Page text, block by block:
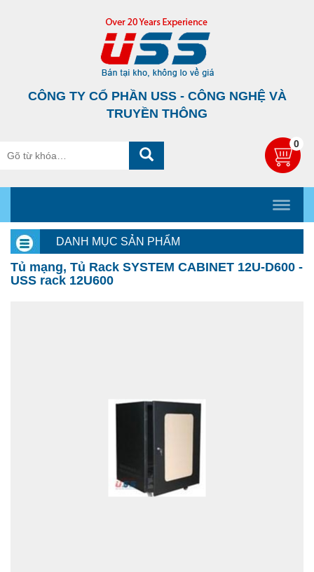
CÔNG TY CỔ PHẦN USS - CÔNG NGHỆ VÀ
TRUYỀN THÔNG
0
DANH MỤC SẢN PHẨM
Tủ mạng, Tủ Rack SYSTEM CABINET 12U-D600 -
USS rack 12U600